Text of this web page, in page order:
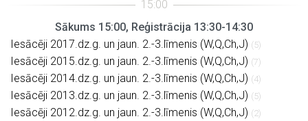
Sākums 15:00, Reģistrācija 13:30-14:30
Iesācēji 2017.dz.g. un jaun. 2.-3.līmenis (W,Q,Ch,J) (5)
Iesācēji 2015.dz.g. un jaun. 2.-3.līmenis (W,Q,Ch,J) (7)
Iesācēji 2014.dz.g. un jaun. 2.-3.līmenis (W,Q,Ch,J) (4)
Iesācēji 2013.dz.g. un jaun. 2.-3.līmenis (W,Q,Ch,J) (5)
Iesācēji 2012.dz.g. un jaun. 2.-3.līmenis (W,Q,Ch,J) (2)